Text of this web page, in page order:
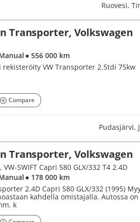
Ruovesi,
Transporter, Volkswagen
● 556 000 km
VW Transporter 2.5tdi 75kw
Compare
Pudasjärvi,
Transporter, Volkswagen
SWIFT Capri 580 GLX/332 T4 2.4D
● 178 000 km
2.4D Capri 580 GLX/332 (1995)
kahdella omistajalla. Autossa
k